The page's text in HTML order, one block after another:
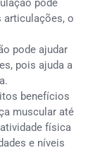
pode
articulações, o
pode ajudar
pois ajuda a
benefícios
muscular até
física
e níveis